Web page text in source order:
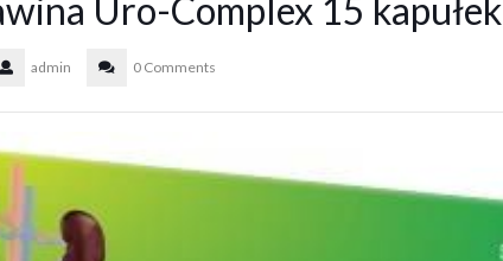
Uro-Complex 15 kapułek
admin 0 Comments